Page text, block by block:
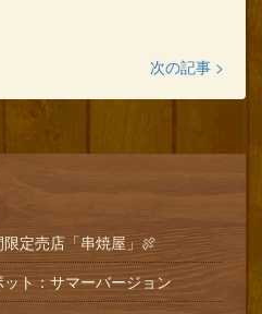
次の記事 >
定売店「串焼屋」🍖
ト：サマーバージョン